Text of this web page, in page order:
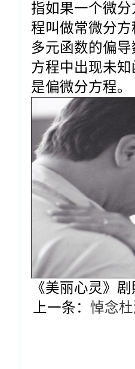
指如果一个微
程叫做常微分
多元函数的偏
方程中出现未
是偏微分方程。
《美丽心灵》
上一条： 悼念